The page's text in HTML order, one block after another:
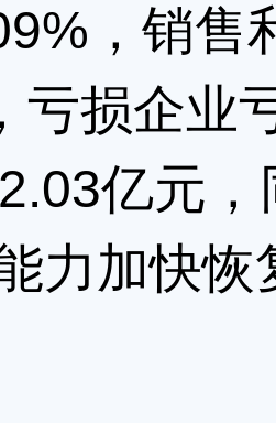
，销售
亏损企业
亿元
力加快